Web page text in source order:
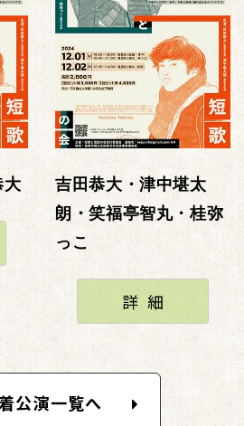
大
吉田恭大・津中堪太
朗・笑福亭智丸・桂弥
っこ
詳細
公演一覧へ